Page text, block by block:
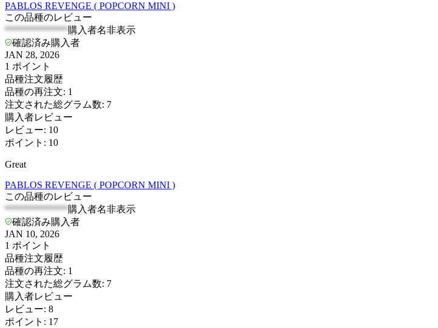
PABLOS REVENGE ( POPCORN MINI )
この品種のレビュー
*************購入者名非表示
確認済み購入者
JAN 28, 2026
1 ポイント
品種注文履歴
品種の再注文: 1
注文された総グラム数: 7
購入者レビュー
レビュー: 10
ポイント : 10
Great
PABLOS REVENGE ( POPCORN MINI )
この品種のレビュー
*************購入者名非表示
確認済み購入者
JAN 10, 2026
1 ポイント
品種注文履歴
品種の再注文: 1
注文された総グラム数: 7
購入者レビュー
レビュー: 8
ポイント : 17